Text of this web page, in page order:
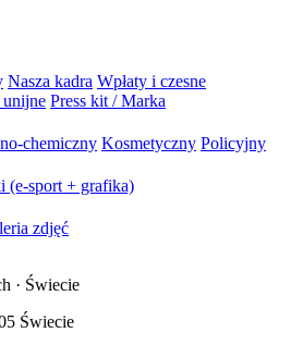
Nasza kadra Wpłaty i czesne
Press kit / Marka
chemiczny Kosmetyczny Policyjny
(e-sport + grafika)
zdjęć
· Świecie
Świecie